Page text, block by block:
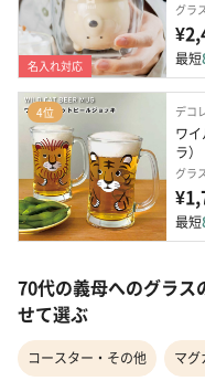
名入れ対応
グラ
最短
4位 デコ
ワ
ラ）
グラ
最短
70代の義母へのグラス
せて選ぶ
コースター・その他 マグ